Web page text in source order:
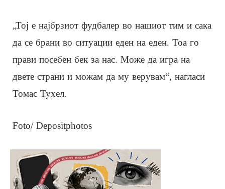
„Тој е најбрзиот фудбалер во нашиот тим и сака
да се брани во ситуации еден на еден. Тоа го
прави посебен бек за нас. Може да игра на
двете страни и можам да му верувам“, нагласи
Томас Тухел.
Foto/ Depositphotos